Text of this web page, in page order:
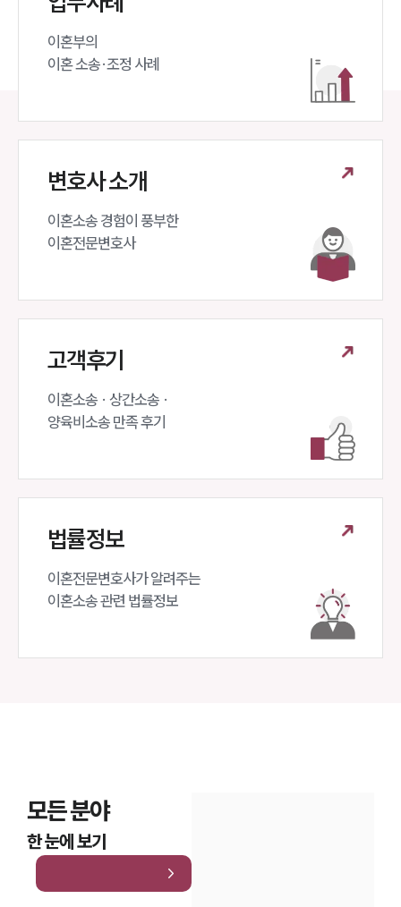
이혼부의
이혼 소송·조정 사례
변호사 소개
이혼소송 경험이 풍부한
이혼전문변호사
고객후기
이혼소송 · 상간소송 ·
양육비소송 만족 후기
법률정보
이혼전문변호사가 알려주는
이혼소송 관련 법률정보
모든 분야
한 눈에 보기